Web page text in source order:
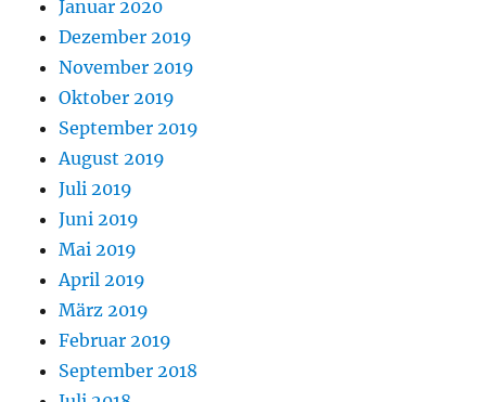
Januar 2020
Dezember 2019
November 2019
Oktober 2019
September 2019
August 2019
Juli 2019
Juni 2019
Mai 2019
April 2019
März 2019
Februar 2019
September 2018